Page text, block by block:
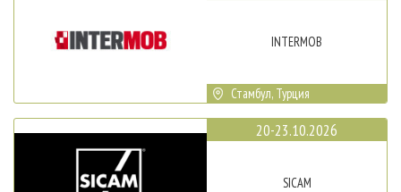
INTERMOB
Стамбул, Турция
20-23.10.2026
SICAM